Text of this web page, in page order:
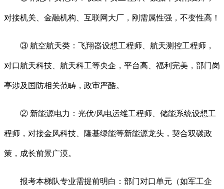
对接机关、金融机构、互联网大厂，刚需属性强，不变性高！
③ 航空航天类：飞翔器设想工程师、航天测控工程师，
对口航天科技、航天科工等央企，平台高、福利完美，部门岗
亭涉及国防相关范畴，政审严酷。
② 新能源电力：光伏/风电运维工程师、储能系统设想工
程师，对接金风科技、隆基绿能等新能源龙头，契合双碳政
策，成长前景广漠。
报考本梯队专业需提前明白：部门对口单元（如军工企